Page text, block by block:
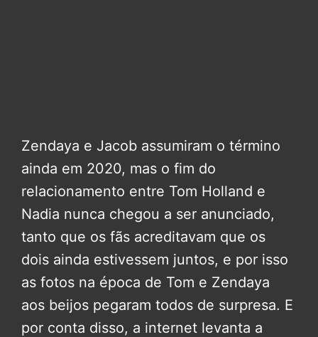
Zendaya e Jacob assumiram o término
ainda em 2020, mas o fim do
relacionamento entre Tom Holland e
Nadia nunca chegou a ser anunciado,
tanto que os fãs acreditavam que os
dois ainda estivessem juntos, e por isso
as fotos na época de Tom e Zendaya
aos beijos pegaram todos de surpresa. E
por conta disso, a internet levanta a